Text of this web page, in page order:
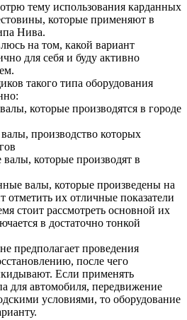
тему использования карданных
которые применяют в
Нива.
на том, какой вариант
для себя и буду активно
такого типа оборудования
которые производятся в городе
производство которых
которые производят в
валы, которые произведены на
отметить их отличные показатели
стоит рассмотреть основной их
в достаточно тонкой
предполагает проведения
после чего
Если применять
для автомобиля, передвижение
условиями, то оборудование